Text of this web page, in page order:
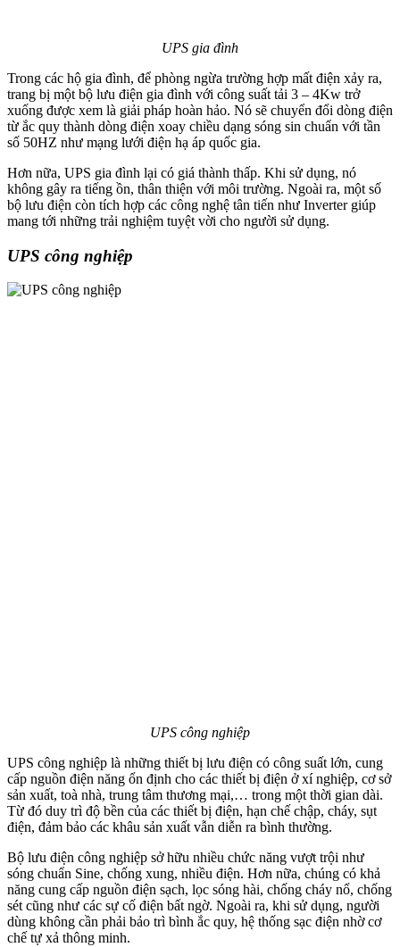
UPS gia đình
Trong các hộ gia đình, để phòng ngừa trường hợp mất điện xảy ra,
trang bị một bộ lưu điện gia đình với công suất tải 3 – 4Kw trở
xuống được xem là giải pháp hoàn hảo. Nó sẽ chuyển đổi dòng điện
từ ắc quy thành dòng điện xoay chiều dạng sóng sin chuẩn với tần
số 50HZ như mạng lưới điện hạ áp quốc gia.
Hơn nữa, UPS gia đình lại có giá thành thấp. Khi sử dụng, nó
không gây ra tiếng ồn, thân thiện với môi trường. Ngoài ra, một số
bộ lưu điện còn tích hợp các công nghệ tân tiến như Inverter giúp
mang tới những trải nghiệm tuyệt vời cho người sử dụng.
UPS công nghiệp
UPS công nghiệp
UPS công nghiệp là những thiết bị lưu điện có công suất lớn, cung
cấp nguồn điện năng ổn định cho các thiết bị điện ở xí nghiệp, cơ sở
sản xuất, toà nhà, trung tâm thương mại,… trong một thời gian dài.
Từ đó duy trì độ bền của các thiết bị điện, hạn chế chập, cháy, sụt
điện, đảm bảo các khâu sản xuất vẫn diễn ra bình thường.
Bộ lưu điện công nghiệp sở hữu nhiều chức năng vượt trội như
sóng chuẩn Sine, chống xung, nhiều điện. Hơn nữa, chúng có khả
năng cung cấp nguồn điện sạch, lọc sóng hài, chống cháy nổ, chống
sét cũng như các sự cố điện bất ngờ. Ngoài ra, khi sử dụng, người
dùng không cần phải bảo trì bình ắc quy, hệ thống sạc điện nhờ cơ
chế tự xả thông minh.